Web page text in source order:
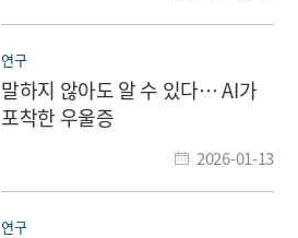
연구
말하지 않아도 알 수 있다… AI가
포착한 우울증
2026-01-13
연구